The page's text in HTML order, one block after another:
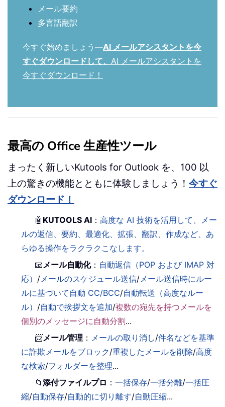
メール要約
多言語翻訳
今すぐ始めましょう—AI メールアシスタントを今
すぐダウンロードして、 AI メールアシスタントを
今すぐダウンロード！
最高の Office 生産性ツール
まったく新しいKutools for Outlook を、100 以
上の驚きの機能とともに体験しましょう！ 今すぐ
ダウンロード！
🤖 KUTOOLS AI ：高度な AI 技術を活用して、メー
ルの返信、要約、最適化、拡張、翻訳、作成など、あ
らゆる操作をラクラクこなします。
📧 メール自動化： 自動返信（POP および IMAP 対
応） / メールのスケジュール送信/ メール送信時にルー
ルに基づいて自動 CC/BCC/自動転送（高度なルー
ル） /自動で挨拶文を追加/複数の宛先を持つメールを
個別のメッセージに自動分割...
📨メール管理 ： メールの取り消し/件名などを基準
に詐欺メールをブロック/重複したメールを削除/高度
な検索/フォルダーを整理...
📁添付ファイルプロ ：一括保存/一括分離/一括圧
縮/自動保存/自動的に切り離す/自動圧縮...